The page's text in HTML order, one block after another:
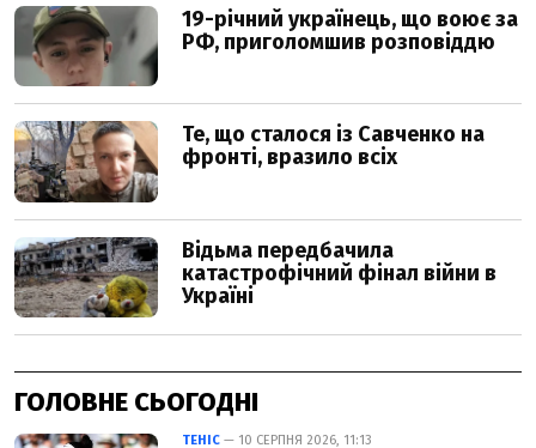
ГОЛОВНЕ СЬОГОДНІ
ТЕНІС — 10 СЕРПНЯ 2026, 11:13